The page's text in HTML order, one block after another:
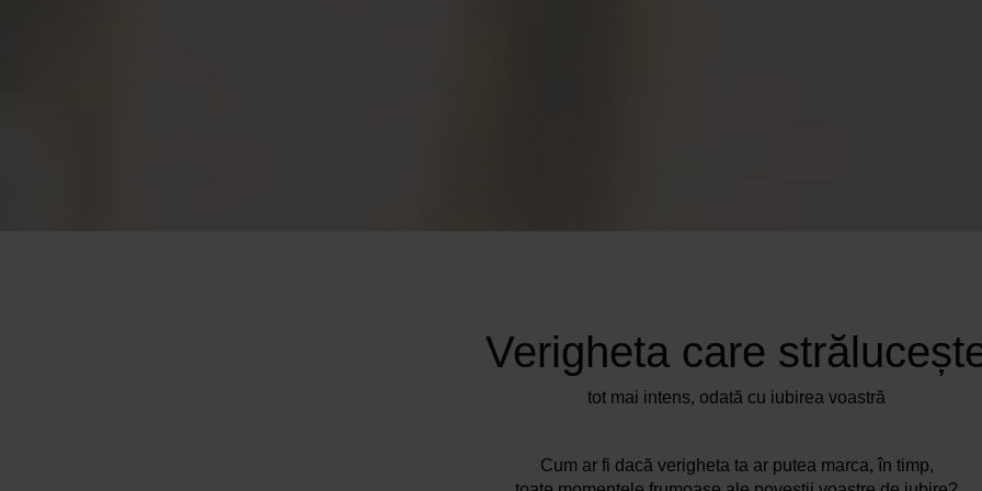
Verigheta care
tot mai intens, odată cu iubirea voastră
Cum ar fi dacă verigheta ta ar putea marca, în timp,